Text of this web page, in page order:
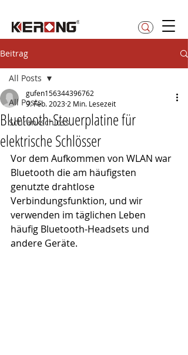
Beitrag
All Posts
Schrankschloss
All Posts
Bluetooth-Steuerplatine für
elektrische Schlösser
gufen156344396762
9. Feb. 2023 2 Min. Lesezeit
Vor dem Aufkommen von WLAN war
Bluetooth die am häufigsten
genutzte drahtlose
Verbindungsfunktion, und wir
verwenden im täglichen Leben
häufig Bluetooth-Headsets und
andere Geräte.